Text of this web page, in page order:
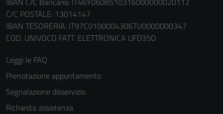
C/C POSTALE: 13014147
IBAN TESORERIA: IT97C0100004306TU0000000347
COD. UNIVOCO FATT. ELETTRONICA UFD35O
Leggi le FAQ
Prenotazione appuntamento
Segnalazione disservizio
Richiesta assistenza